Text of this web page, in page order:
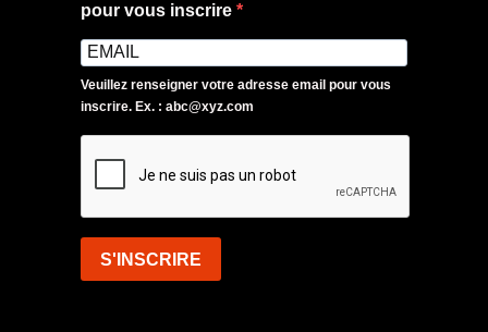
pour vous inscrire
Veuillez renseigner votre adresse email pour vous
inscrire. Ex. : abc@xyz.com
S'INSCRIRE